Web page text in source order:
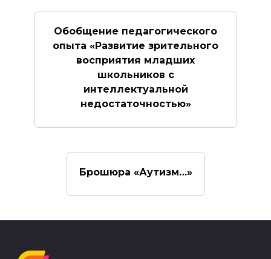
Обобщение педагогического
опыта «Развитие зрительного
восприятия младших
школьников с
интеллектуальной
недостаточностью»
Брошюра «Аутизм…»